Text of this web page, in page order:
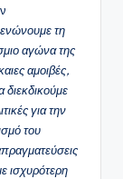
τη
αγώνα της
αμοιβές,
διεκδικούμε
για την
του
ισχυρότερη